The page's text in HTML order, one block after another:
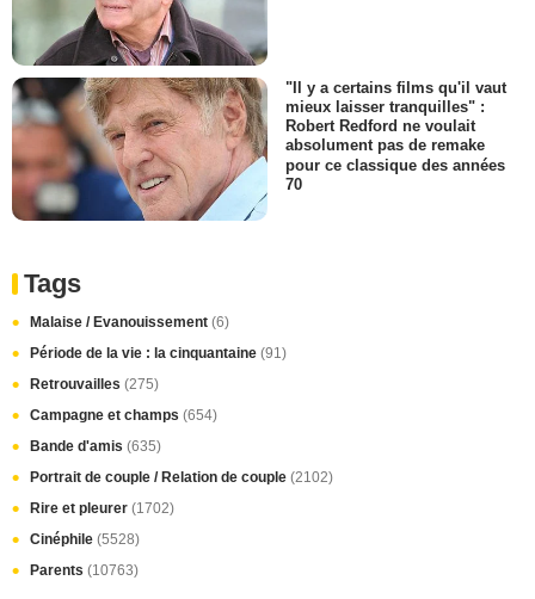
"Il y a certains films qu'il vaut
mieux laisser tranquilles" :
Robert Redford ne voulait
absolument pas de remake
pour ce classique des années
70
Tags
Malaise / Evanouissement (6)
Période de la vie : la cinquantaine (91)
Retrouvailles (275)
Campagne et champs (654)
Bande d'amis (635)
Portrait de couple / Relation de couple (2102)
Rire et pleurer (1702)
Cinéphile (5528)
Parents (10763)